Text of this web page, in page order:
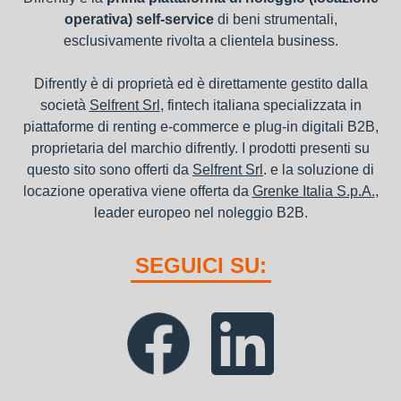
operativa) self-servicedi beni strumentali,
esclusivamente rivolta a clientela business.
Difrently è di proprietà ed è direttamente gestito dalla
società Selfrent Srl , fintech italiana specializzata in
piattaforme di renting e-commerce e plug-in digitali B2B,
proprietaria del marchio difrently. I prodotti presenti su
questo sito sono offerti da Selfrent Srl . e la soluzione di
locazione operativa viene offerta da Grenke Italia S.p.A.,
leader europeo nel noleggio B2B.
SEGUICI SU: